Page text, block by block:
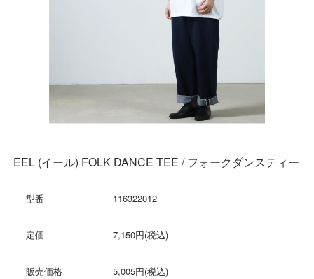
EEL (イール) FOLK DANCE TEE / フォークダンスティー
型番 116322012
定価 7,150円(税込)
販売価格 5,005円(税込)